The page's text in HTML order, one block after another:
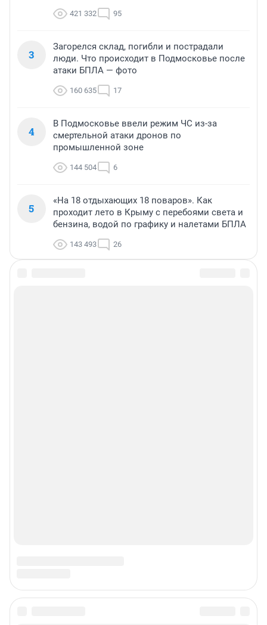
421 332 95
3
Загорелся склад, погибли и пострадали
люди. Что происходит в Подмосковье после
атаки БПЛА — фото
160 635 17
4
В Подмосковье ввели режим ЧС из-за
смертельной атаки дронов по
промышленной зоне
144 504 6
5
«На 18 отдыхающих 18 поваров». Как
проходит лето в Крыму с перебоями света и
бензина, водой по графику и налетами БПЛА
143 493 26